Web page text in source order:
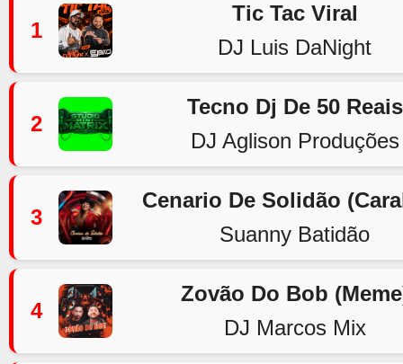
1
Tic Tac Viral
DJ Luis DaNight
2
Tecno Dj De 50 Reais
DJ Aglison Produções
3
Cenario De Solidão
Suanny Batidão
4
Zovão Do Bob
DJ Marcos Mix